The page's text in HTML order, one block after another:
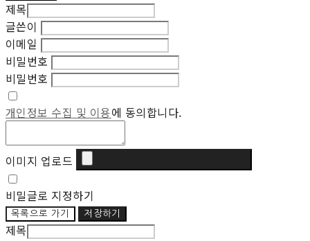
제목
글쓴이
이메일
비밀번호
비밀번호
개인정보 수집 및 이용에 동의합니다.
이미지 업로드
비밀글로 지정하기
목록으로 가기 저장하기
제목